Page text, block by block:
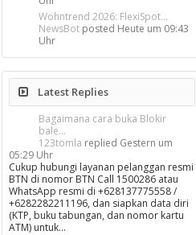
Wohntrend 2026: FlexiSpot...
NewsBot posted Heute um 09:43
Uhr
Latest Replies
Bagaimana cara buka Blokir
bale...
123tomla replied Gestern um
05:29 Uhr
Cukup hubungi layanan pelanggan resmi
BTN di nomor BTN Call 1500286 atau
WhatsApp resmi di +628137775558 /
+6282282211196, dan siapkan data diri
(KTP, buku tabungan, dan nomor kartu
ATM) untuk…